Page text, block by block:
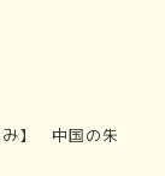
み】 中国の朱